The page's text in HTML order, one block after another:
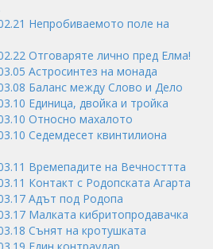
Непробиваемото поле на
Отговаряте лично пред Елма!
Астросинтез на монада
Баланс между Слово и Дело
Единица, двойка и тройка
Относно махалото
Седемдесет квинтилиона
Времепадите на Вечносттта
Контакт с Родопската Агарта
Адът под Родопа
Малката кибритопродавачка
Сънят на кротушката